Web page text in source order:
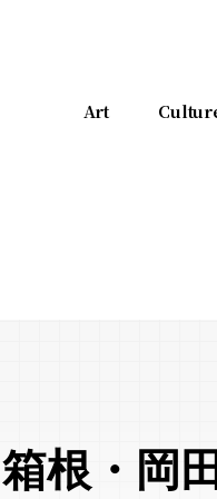
Art
根・岡